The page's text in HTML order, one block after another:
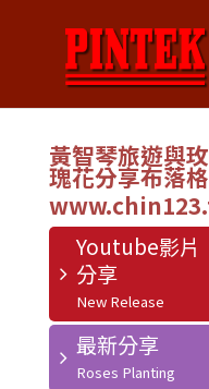
黃智琴旅遊與玫
瑰花分享布落格
Youtube影片
分享
最新分享